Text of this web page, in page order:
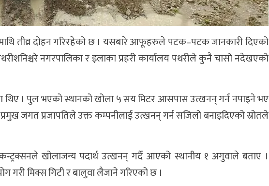
तीव्र दोहन गरिरहेको छ । यसबारे आफूहरुले पटक–पटक जानकारी दिएको
नगरपालिका र इलाका प्रहरी कार्यालय पथरीले कुनै चासो नदेखएको
। पुल भएको स्थानको खोला ५ सय मिटर आसपास उत्खनन् गर्न नपाइने भए
जगत प्रजापतिले उक्त कम्पनीलाई उत्खनन् गर्न सजिलो बनाइदिएको स्रोतले
खोलाजन्य पदार्थ उत्खनन् गर्दै आएको स्थानीय १ अगुवाले बताए ।
गरी मिक्स गिटी र बालुवा लैजाने गरिएको छ ।